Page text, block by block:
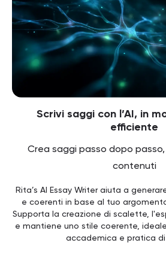
Scrivi saggi con l’AI, in
efficiente
Crea saggi passo dopo
contenuti
Rita’s AI Essay Writer aiuta a
e coerenti in base al tuo
Supporta la creazione di scalette,
e mantiene uno stile coerente,
accademica e pratica di